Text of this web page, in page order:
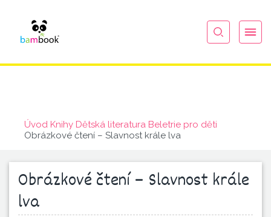
Úvod Knihy Dětská literatura Beletrie pro děti
Obrázkové čtení – Slavnost krále lva
Obrázkové čtení – Slavnost krále
lva